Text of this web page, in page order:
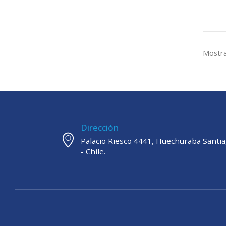
Dirección
Palacio Riesco 4441, Huechuraba
- Chile.